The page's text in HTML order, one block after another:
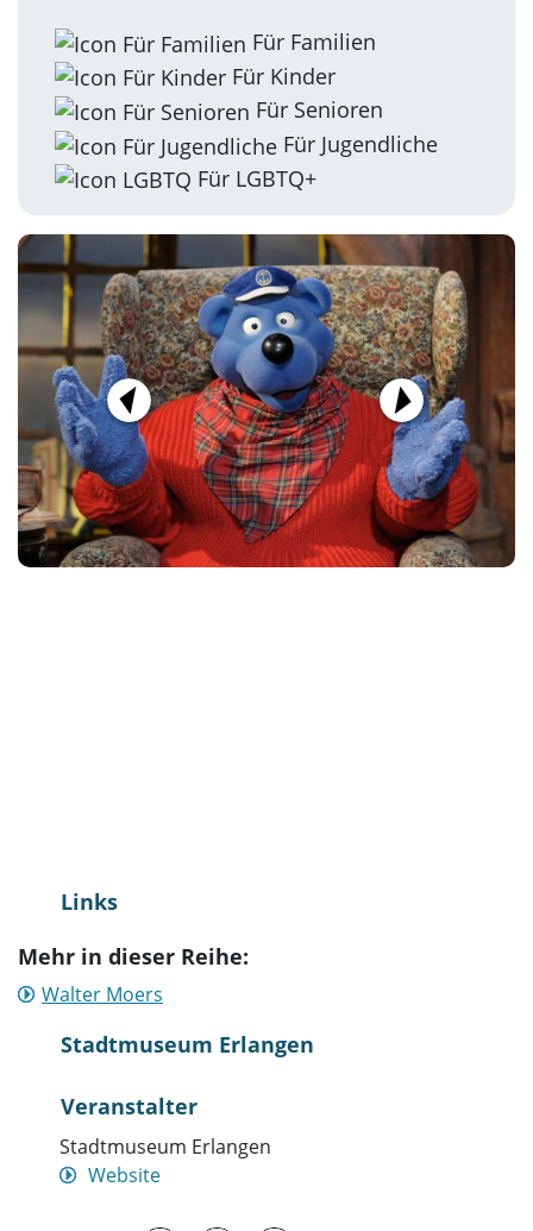
Für Familien
Für Kinder
Für Senioren
Für Jugendliche
Für LGBTQ+
Links
Mehr in dieser Reihe:
Walter Moers
Stadtmuseum Erlangen
Veranstalter
Stadtmuseum Erlangen
Website